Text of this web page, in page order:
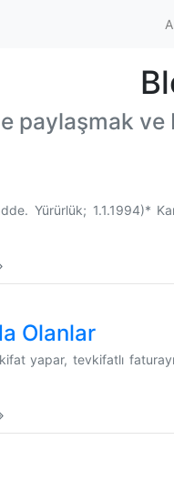
paylaşmak
Yürürlük; 1.1.1994)*
Olanlar
yapar, tevkifatlı